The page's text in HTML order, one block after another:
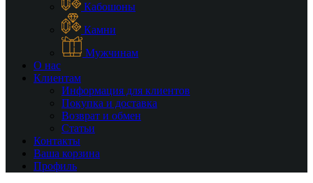
Кабошоны
Камни
Мужчинам
О нас
Клиентам
Информация для клиентов
Покупка и доставка
Возврат и обмен
Статьи
Контакты
Ваша корзина
Профиль